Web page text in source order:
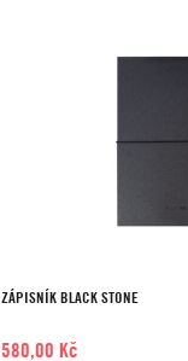
ZÁPISNÍK BLACK STONE
580,00 Kč